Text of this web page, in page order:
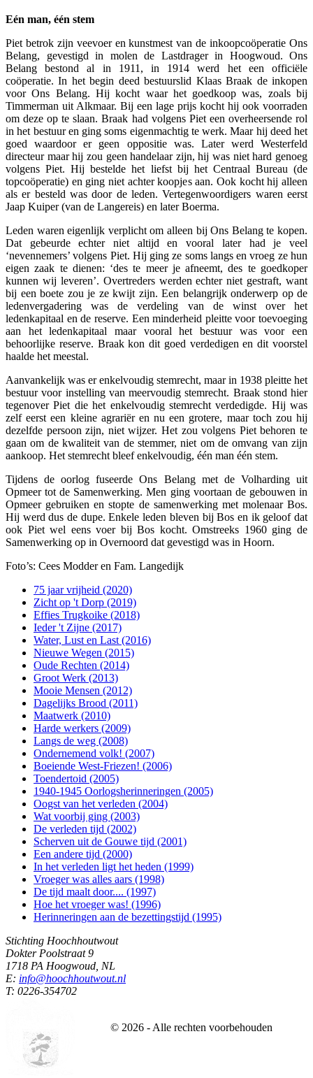
Eén man, één stem
Piet betrok zijn veevoer en kunstmest van de inkoopcoöperatie Ons
Belang, gevestigd in molen de Lastdrager in Hoogwoud. Ons
Belang bestond al in 1911, in 1914 werd het een officiële
coöperatie. In het begin deed bestuurslid Klaas Braak de inkopen
voor Ons Belang. Hij kocht waar het goedkoop was, zoals bij
Timmerman uit Alkmaar. Bij een lage prijs kocht hij ook voorraden
om deze op te slaan. Braak had volgens Piet een overheersende rol
in het bestuur en ging soms eigenmachtig te werk. Maar hij deed het
goed waardoor er geen oppositie was. Later werd Westerfeld
directeur maar hij zou geen handelaar zijn, hij was niet hard genoeg
volgens Piet. Hij bestelde het liefst bij het Centraal Bureau (de
topcoöperatie) en ging niet achter koopjes aan. Ook kocht hij alleen
als er besteld was door de leden. Vertegenwoordigers waren eerst
Jaap Kuiper (van de Langereis) en later Boerma.
Leden waren eigenlijk verplicht om alleen bij Ons Belang te kopen.
Dat gebeurde echter niet altijd en vooral later had je veel
‘nevennemers’ volgens Piet. Hij ging ze soms langs en vroeg ze hun
eigen zaak te dienen: ‘des te meer je afneemt, des te goedkoper
kunnen wij leveren’. Overtreders werden echter niet gestraft, want
bij een boete zou je ze kwijt zijn. Een belangrijk onderwerp op de
ledenvergadering was de verdeling van de winst over het
ledenkapitaal en de reserve. Een minderheid pleitte voor toevoeging
aan het ledenkapitaal maar vooral het bestuur was voor een
behoorlijke reserve. Braak kon dit goed verdedigen en dit voorstel
haalde het meestal.
Aanvankelijk was er enkelvoudig stemrecht, maar in 1938 pleitte het
bestuur voor instelling van meervoudig stemrecht. Braak stond hier
tegenover Piet die het enkelvoudig stemrecht verdedigde. Hij was
zelf eerst een kleine agrariër en nu een grotere, maar toch zou hij
dezelfde persoon zijn, niet wijzer. Het zou volgens Piet behoren te
gaan om de kwaliteit van de stemmer, niet om de omvang van zijn
aankoop. Het stemrecht bleef enkelvoudig, één man één stem.
Tijdens de oorlog fuseerde Ons Belang met de Volharding uit
Opmeer tot de Samenwerking. Men ging voortaan de gebouwen in
Opmeer gebruiken en stopte de samenwerking met molenaar Bos.
Hij werd dus de dupe. Enkele leden bleven bij Bos en ik geloof dat
ook Piet wel eens voer bij Bos kocht. Omstreeks 1960 ging de
Samenwerking op in Overnoord dat gevestigd was in Hoorn.
Foto’s: Cees Modder en Fam. Langedijk
75 jaar vrijheid (2020)
Zicht op 't Dorp (2019)
Effies Trugkoike (2018)
Ieder 't Zijne (2017)
Water, Lust en Last (2016)
Nieuwe Wegen (2015)
Oude Rechten (2014)
Groot Werk (2013)
Mooie Mensen (2012)
Dagelijks Brood (2011)
Maatwerk (2010)
Harde werkers (2009)
Langs de weg (2008)
Ondernemend volk! (2007)
Boeiende West-Friezen! (2006)
Toendertoid (2005)
1940-1945 Oorlogsherinneringen (2005)
Oogst van het verleden (2004)
Wat voorbij ging (2003)
De verleden tijd (2002)
Scherven uit de Gouwe tijd (2001)
Een andere tijd (2000)
In het verleden ligt het heden (1999)
Vroeger was alles aars (1998)
De tijd maalt door.... (1997)
Hoe het vroeger was! (1996)
Herinneringen aan de bezettingstijd (1995)
Stichting Hoochhoutwout
Dokter Poolstraat 9
1718 PA Hoogwoud, NL
E: info@hoochhoutwout.nl
T: 0226-354702
© 2026 - Alle rechten voorbehouden